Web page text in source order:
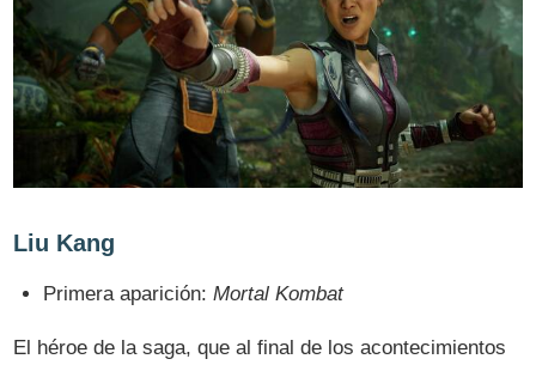
Liu Kang
Primera aparición:Mortal Kombat
El héroe de la saga, que al final de los acontecimientos